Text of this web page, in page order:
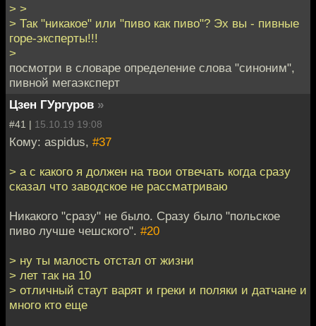
> >
> Так "никакое" или "пиво как пиво"? Эх вы - пивные
горе-эксперты!!!
>
посмотри в словаре определение слова "синоним",
пивной мегаэксперт
Цзен ГУргуров »
#41 | 15.10.19 19:08
Кому: aspidus, #37
> а с какого я должен на твои отвечать когда сразу
сказал что заводское не рассматриваю
Никакого "сразу" не было. Сразу было "польское
пиво лучше чешского". #20
> ну ты малость отстал от жизни
> лет так на 10
> отличный стаут варят и греки и поляки и датчане и
много кто еще